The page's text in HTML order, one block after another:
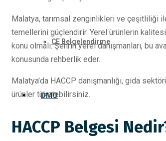
CE Belgelendirme
DMO
Malatya, tarımsal zenginlikleri ve çeşitliliği
temellerini güçlendirir. Yerel ürünlerin
konu olmalı. Şehrin yerel danışmanları, bu
konusunda rehberlik eder.
Malatya'da HACCP danışmanlığı, gıda
ürünler tüketebilirsiniz.
HACCP Belgesi